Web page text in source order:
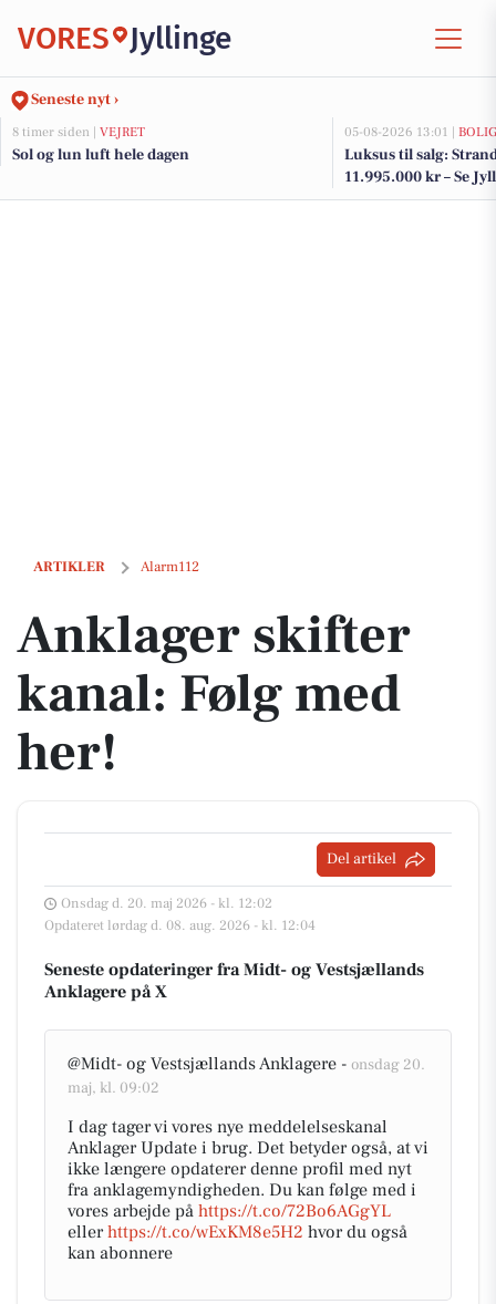
VORES Jyllinge
Seneste nyt ›
8 timer siden | VEJRET
Sol og lun luft hele dagen
05-08-2026 13:01 |
Luksus til salg:
11.995.000 kr – Se
her
ARTIKLER Alarm112
Anklager skifter kanal: Følg med her!
Anklager skifter
kanal: Følg med
her!
Del artikel
Onsdag d. 20. maj 2026 - kl. 12:02
Opdateret lørdag d. 08. aug. 2026 - kl. 12:04
Seneste opdateringer fra Midt- og Vestsjællands
Anklagere på X
@Midt- og Vestsjællands Anklagere - onsdag 20.
maj, kl. 09:02
I dag tager vi vores nye meddelelseskanal
Anklager Update i brug. Det betyder også, at vi
ikke længere opdaterer denne profil med nyt
fra anklagemyndigheden. Du kan følge med i
vores arbejde på https://t.co/72Bo6AGgYL
ellerhttps://t.co/wExKM8e5H2 hvor du også
kan abonnere